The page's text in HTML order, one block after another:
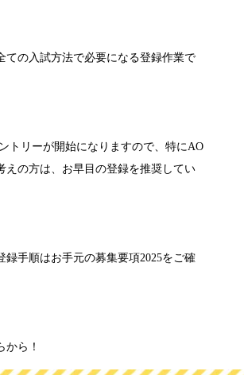
ての入試方法で必要になる登録作業で
トリーが開始になりますので、特にAO
えの方は、お早目の登録を推奨してい
録手順はお手元の募集要項2025をご確
ら！